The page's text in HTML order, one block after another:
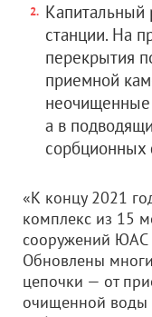
Капитальный
станции. На
перекрытия
приемной
неочищенные
а в
сорбционных
«К концу 2021
комплекс из 15
сооружений ЮАС
Обновлены
цепочки — от
очищенной воды